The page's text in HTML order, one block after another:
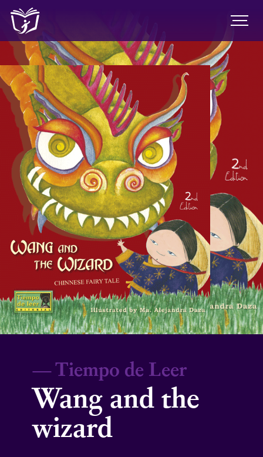
—Tiempo de Leer
Wang and the
wizard